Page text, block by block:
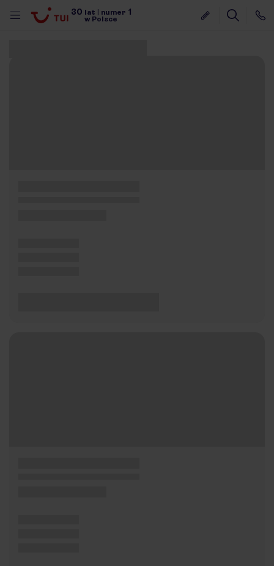
30 lat numer 1
w Polsce